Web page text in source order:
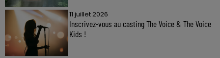
11 juillet 2026
Inscrivez-vous au casting The Voice & The Voice
Kids !